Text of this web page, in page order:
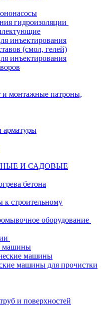
гидроизоляции
инъектирования
(смол, гелей)
инъектирования
монтажные патроны,
арматуры
И САДОВЫЕ
бетона
к строительному
оборудование
машины
машины
машины для прочистки
и поверхностей